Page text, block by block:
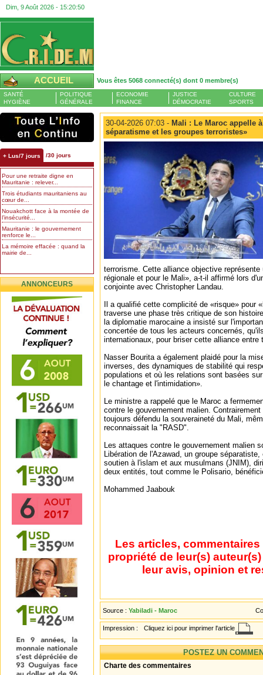
Dim, 9 Août 2026 - 15:20:50
ACCUEIL Vous êtes 5068 connecté(s) dont 0 membre(s)
SANTÉ
HYGIÈNE
POLITIQUE
GÉNÉRALE
ECONOMIE
FINANCE
JUSTICE
DÉMOCRATIE
CULTURE
SPORTS
+ Lus/7 jours /30 jours
Pour une retraite digne en
Mauritanie : relever...
Trois étudiants mauritaniens au
cœur de...
Nouakchott face à la montée de
l’insécurité...
Mauritanie : le gouvernement
renforce le...
La mémoire effacée : quand la
mairie de...
ANNONCEURS
30-04-2026 07:03 - Mali : Le Maroc appelle
séparatisme et les groupes terroristes»
terrorisme. Cette alliance objective
régionale et pour le Mali», a-t-il affirmé lors
conjointe avec Christopher Landau.
Il a qualifié cette complicité de «risque» pour
traverse une phase très critique de son
la diplomatie marocaine a insisté sur
concertée de tous les acteurs concernés,
internationaux, pour briser cette alliance entre
Nasser Bourita a également plaidé pour la
inverses, des dynamiques de stabilité qui
populations et où les relations sont basées
le chantage et l'intimidation».
Le ministre a rappelé que le Maroc a
contre le gouvernement malien.
toujours défendu la souveraineté du Mali,
reconnaissait la "RASD".
Les attaques contre le gouvernement malien
Libération de l'Azawad, un groupe
soutien à l'islam et aux musulmans (JNIM),
deux entités, tout comme le Polisario,
Mohammed Jaabouk
Les articles,
propriété de leur(s)
leur avis, opinion et
Source : Yabiladi - Maroc
Impression : Cliquez ici pour imprimer l'article
POSTEZ UN
Charte des commentaires